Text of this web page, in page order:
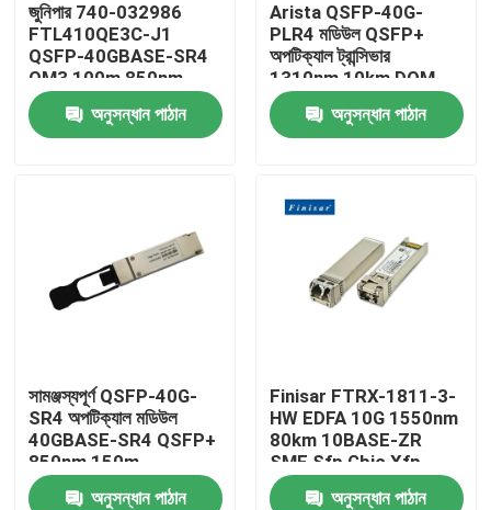
পণ্য
কারখানা ভ্রমণ
মান নিয়ন্ত্রণ
জুনিপার 740-032986
FTL410QE3C-J1
QSFP-40GBASE-SR4
OM3 100m 850nm
Finisar ফাইবার অপটিক
সরঞ্জাম
অনুসন্ধান পাঠান
Arista QSFP-40G-
PLR4 মডিউল QSFP+
অপটিক্যাল ট্রান্সিভার
1310nm 10km DOM
MTP/MPO-12 SMF
অনুসন্ধান পাঠান
সামঞ্জস্যপূর্ণ QSFP-40G-
SR4 অপটিক্যাল মডিউল
40GBASE-SR4 QSFP+
850nm 150m
MTP/MPO ট্রান্সসিভার
অনুসন্ধান পাঠান
Finisar FTRX-1811-3-
HW EDFA 10G 1550nm
80km 10BASE-ZR
SMF Sfp Gbic Xfp
Qsfp
অনুসন্ধান পাঠান